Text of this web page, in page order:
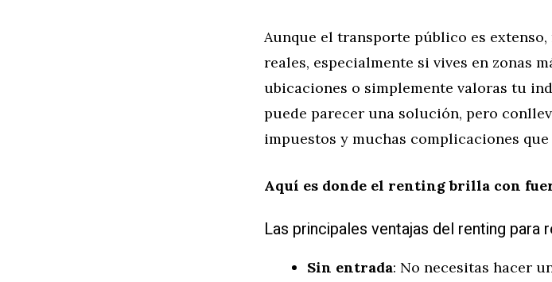
Aunque el transporte público es
reales, especialmente si vives en zonas
ubicaciones o simplemente valoras tu
puede parecer una solución, pero
impuestos y muchas complicaciones
Aquí es donde el renting brilla con
Las principales ventajas del renting para
Sin entrada: No necesitas hacer